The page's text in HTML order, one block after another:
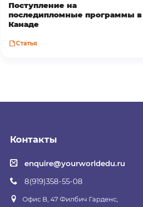
Поступление на
последипломные программы в
Канаде
Статья
Контакты
enquire@yourworldedu.ru
8(919)358-55-08
Офис B, 47 Филбич Гарденс,